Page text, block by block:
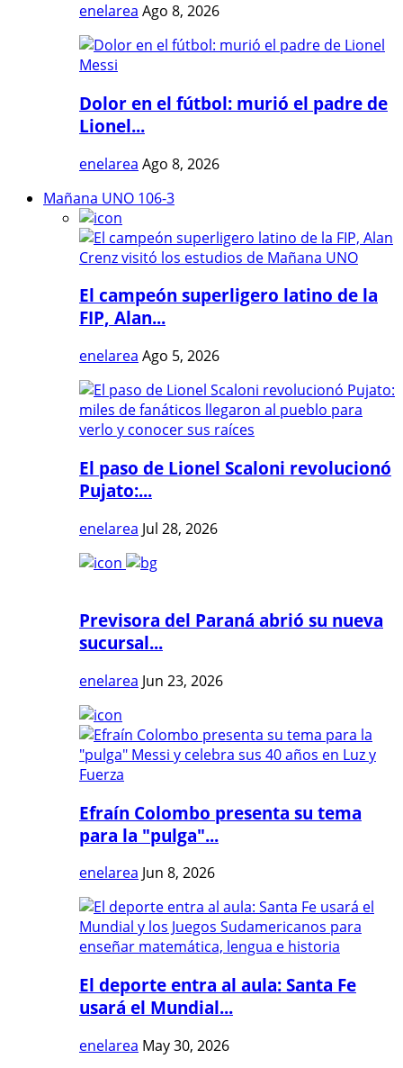
enelarea Ago 8, 2026
Dolor en el fútbol: murió el padre de
Lionel...
enelarea Ago 8, 2026
Mañana UNO 106-3
El campeón superligero latino de la
FIP, Alan...
enelarea Ago 5, 2026
El paso de Lionel Scaloni revolucionó
Pujato:...
enelarea Jul 28, 2026
Previsora del Paraná abrió su nueva
sucursal...
enelarea Jun 23, 2026
Efraín Colombo presenta su tema
para la "pulga"...
enelarea Jun 8, 2026
El deporte entra al aula: Santa Fe
usará el Mundial...
enelarea May 30, 2026